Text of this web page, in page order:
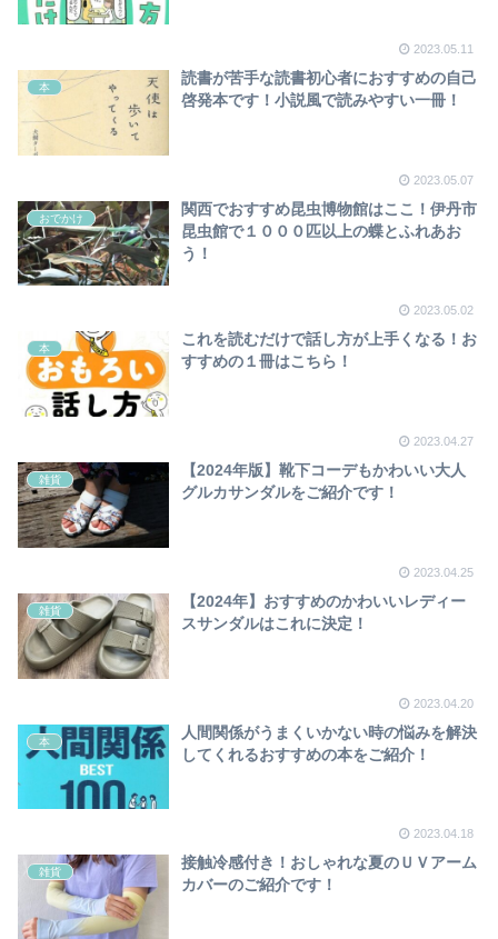
2023.05.11
本
読書が苦手な読書初心者におすすめの自己
啓発本です！小説風で読みやすい一冊！
2023.05.07
おでかけ
関西でおすすめ昆虫博物館はここ！伊丹市
昆虫館で１０００匹以上の蝶とふれあお
う！
2023.05.02
本
これを読むだけで話し方が上手くなる！お
すすめの１冊はこちら！
2023.04.27
雑貨
【2024年版】靴下コーデもかわいい大人
グルカサンダルをご紹介です！
2023.04.25
雑貨
【2024年】おすすめのかわいいレディー
スサンダルはこれに決定！
2023.04.20
本
人間関係がうまくいかない時の悩みを解決
してくれるおすすめの本をご紹介！
2023.04.18
雑貨
接触冷感付き！おしゃれな夏のＵＶアーム
カバーのご紹介です！